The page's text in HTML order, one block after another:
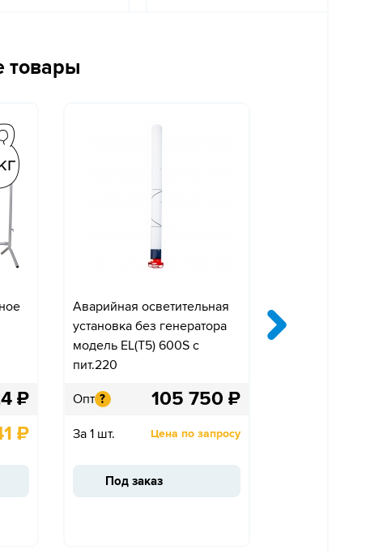
товары
₽
₽
Аварийная осветительная
установка без генератора
модель EL(T5) 600S с
пит.220
Опт ? 105 750₽
За 1 шт. Цена по запросу
Под заказ
«Проход